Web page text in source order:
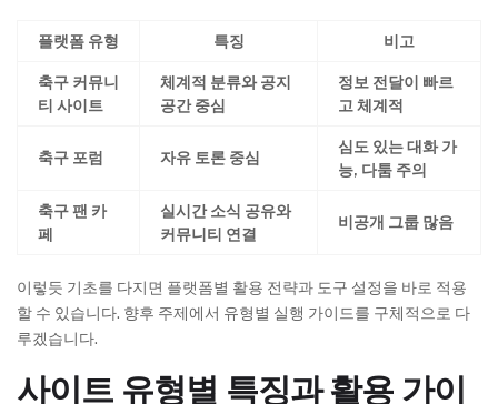
플랫폼 유형 특징 비고
축구 커뮤니
티 사이트
체계적 분류와 공지
공간 중심
정보 전달이 빠르
고 체계적
축구 포럼 자유 토론 중심
심도 있는 대화 가
능, 다툼 주의
축구 팬 카
페
실시간 소식 공유와
커뮤니티 연결
비공개 그룹 많음
이렇듯 기초를 다지면 플랫폼별 활용 전략과 도구 설정을 바로 적용
할 수 있습니다. 향후 주제에서 유형별 실행 가이드를 구체적으로 다
루겠습니다.
사이트 유형별 특징과 활용 가이